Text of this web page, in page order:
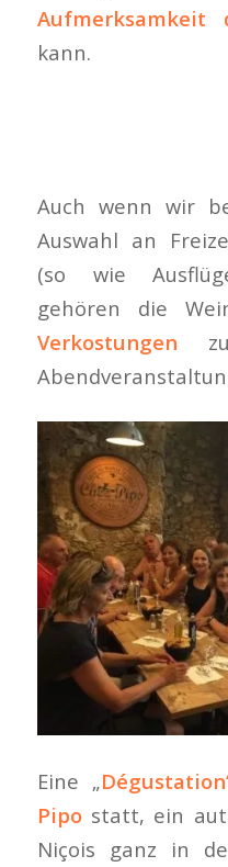
Aufmerksamkeit
kann.
Auch wenn wir
Auswahl an
(so wie
gehören die
Verkostungen zu
Eine „
Pipostatt, ein
Niçois ganz in